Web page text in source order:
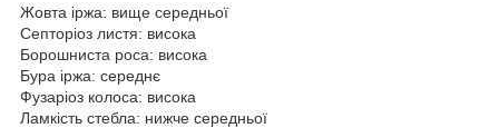
Жовта іржа: вище середньої
Септоріоз листя: висока
Борошниста роса: висока
Бура іржа: середнє
Фузаріоз колоса: висока
Ламкість стебла: нижче середньої